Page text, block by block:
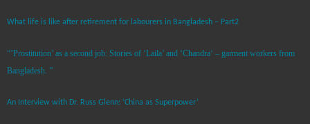
What life is like after retirement for labourers in Bangladesh – Part2
“’Prostitution’ as a second job: Stories of ‘Laila’ and ‘Chandra‘ – garment workers from
Bangladesh. ”
An Interview with Dr. Russ Glenn: ‘China as Superpower’